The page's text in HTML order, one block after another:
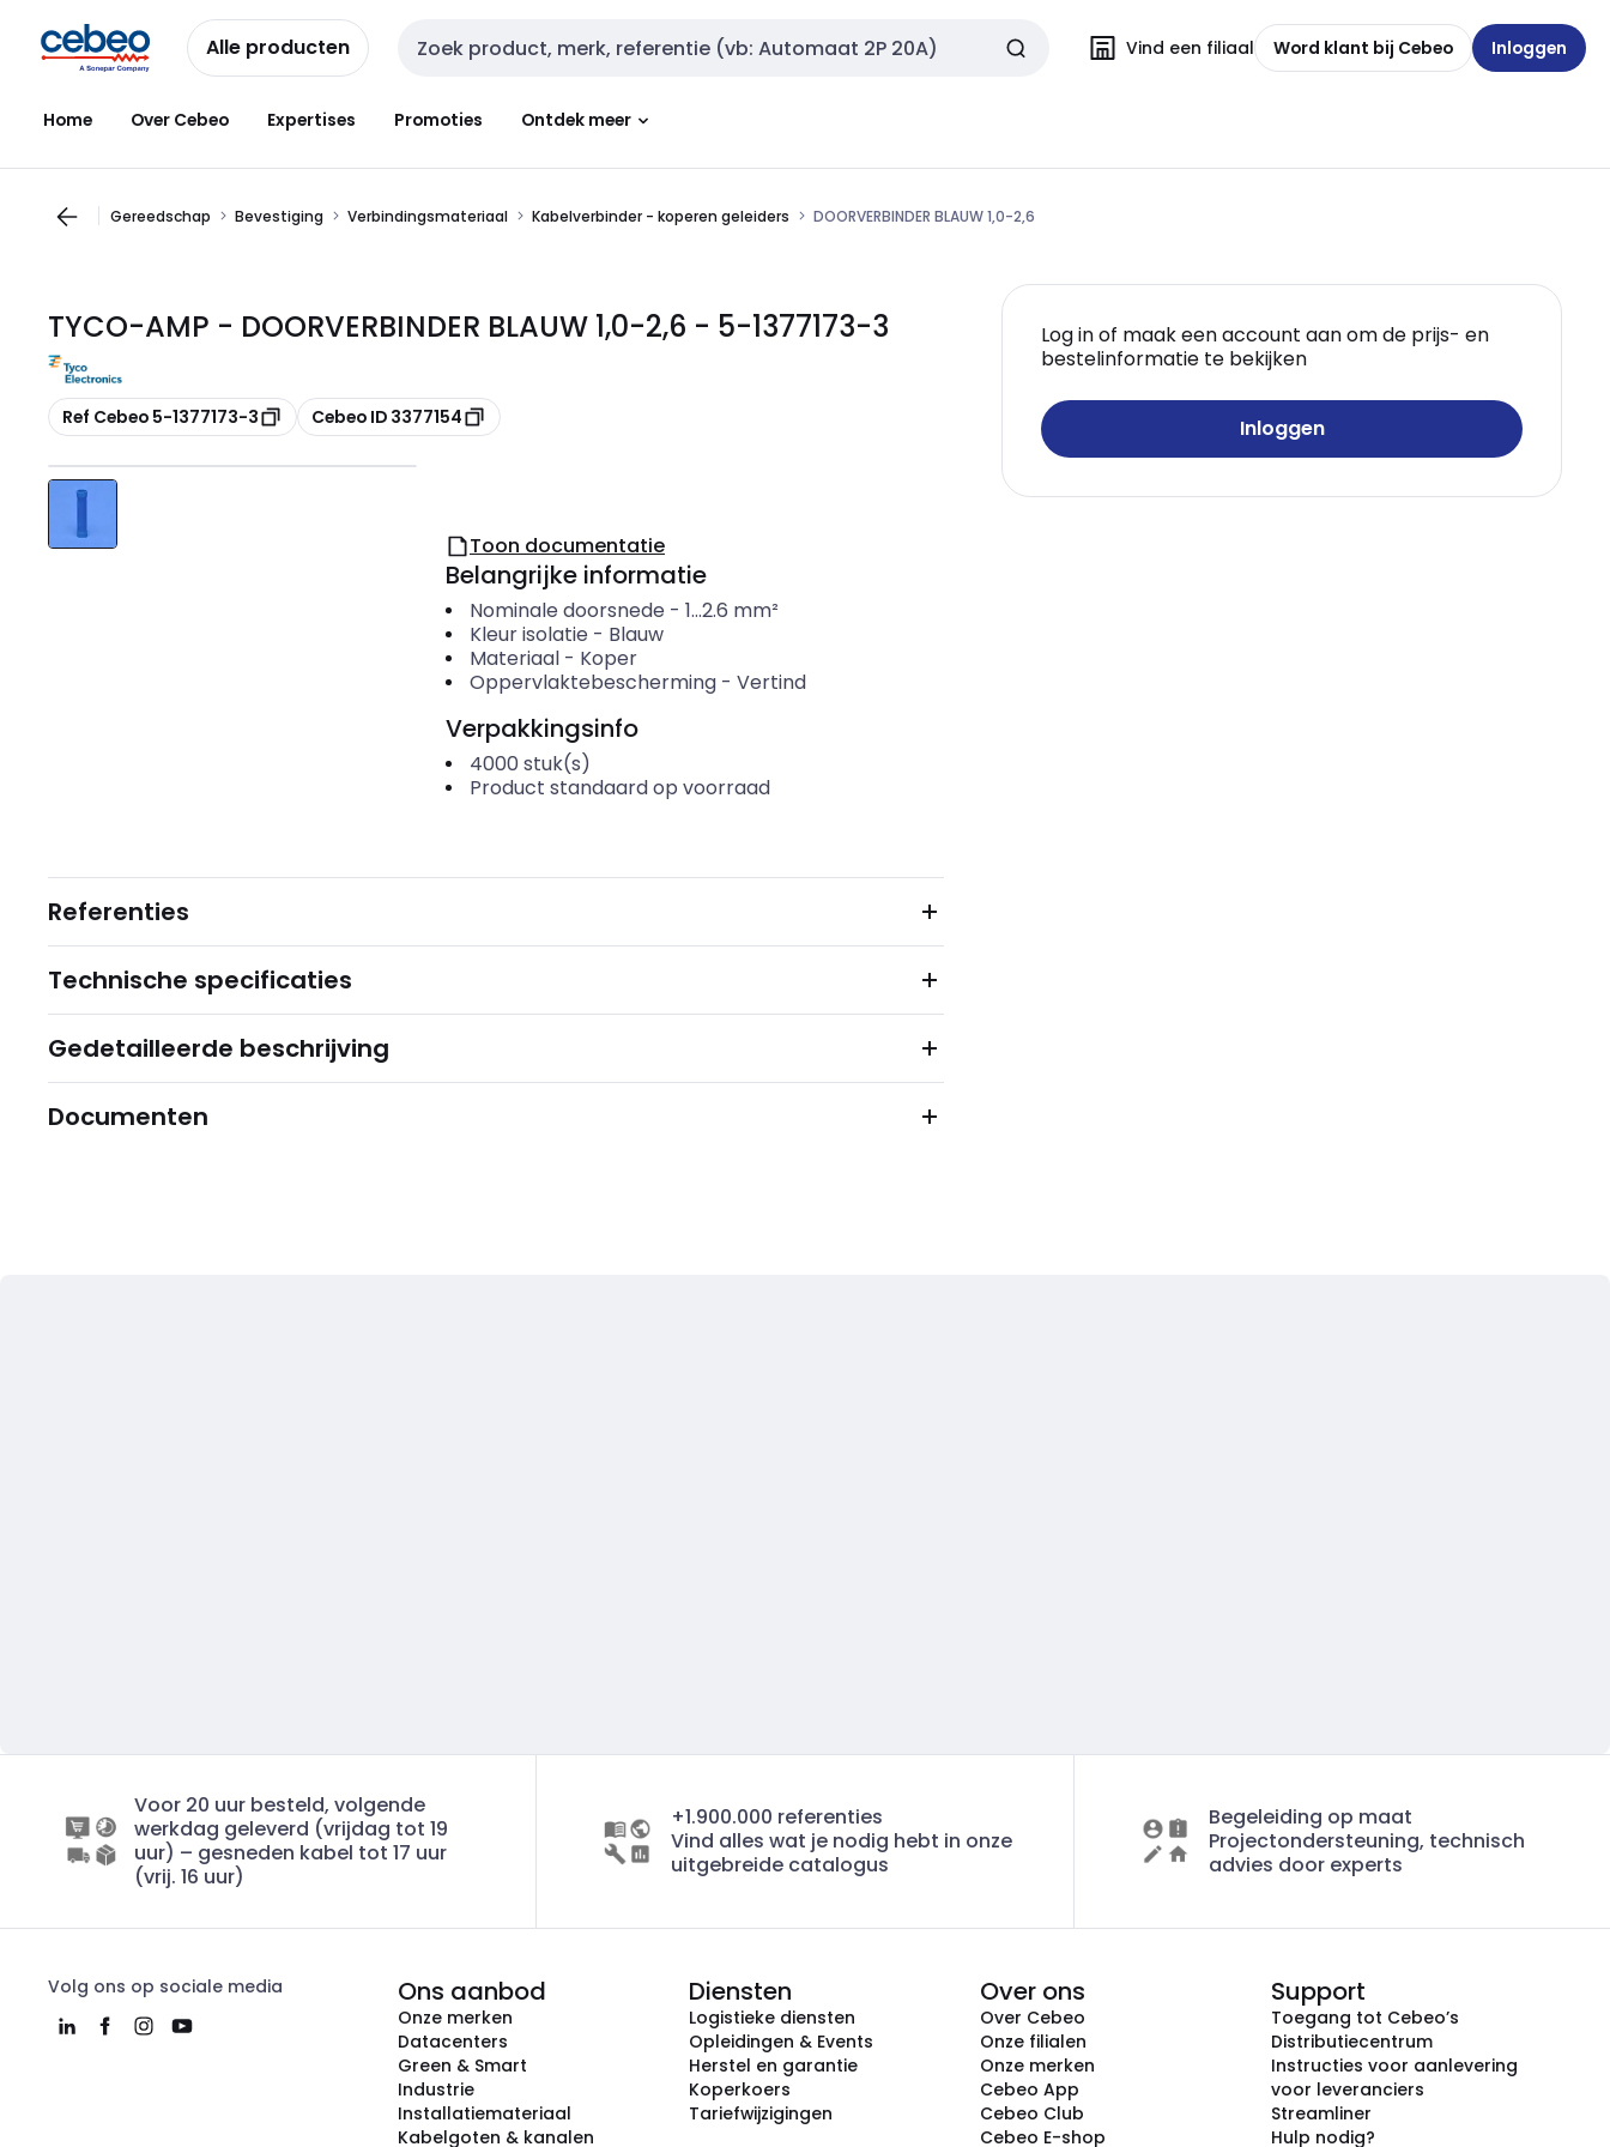
naar
navigatie
naar
inhoud
Alle producten Zoekveld invoer Vind een filiaal Word klant bij Cebeo Inloggen
Home Over Cebeo Expertises Promoties Ontdek meer
Gereedschap Bevestiging Verbindingsmateriaal Kabelverbinder - koperen geleiders DOORVERBINDER BLAUW 1,0-2,6
TYCO-AMP - DOORVERBINDER BLAUW 1,0-2,6 - 5-1377173-3
Kopiëren
Ref Cebeo 5-1377173-3 Kopiëren
Cebeo ID 3377154
Log in of maak een account aan om de prijs- en
bestelinformatie te bekijken
Inloggen
Toon documentatie
Belangrijke informatie
Nominale doorsnede - 1...2.6 mm²
Kleur isolatie - Blauw
Materiaal- Koper
Oppervlaktebescherming- Vertind
Verpakkingsinfo
4000 stuk(s)
Product standaard op voorraad
Referenties
Technische specificaties
Gedetailleerde beschrijving
Documenten
Voor 20 uur besteld, volgende
werkdag geleverd (vrijdag tot 19
uur) – gesneden kabel tot 17 uur
(vrij. 16 uur)
+1.900.000 referenties
Vind alles wat je nodig hebt in onze
uitgebreide catalogus
Begeleiding op maat
Projectondersteuning, technisch
advies door experts
Volg ons op sociale media Ons aanbod
Onze merken
Datacenters
Green & Smart
Industrie
Installatiemateriaal
Kabelgoten & kanalen
Diensten
Logistieke diensten
Opleidingen & Events
Herstel en garantie
Koperkoers
Tariefwijzigingen
Over ons
Over Cebeo
Onze filialen
Onze merken
Cebeo App
Cebeo Club
Cebeo E-shop
Support
Toegang tot Cebeo’s
Distributiecentrum
Instructies voor aanlevering
voor leveranciers
Streamliner
Hulp nodig?